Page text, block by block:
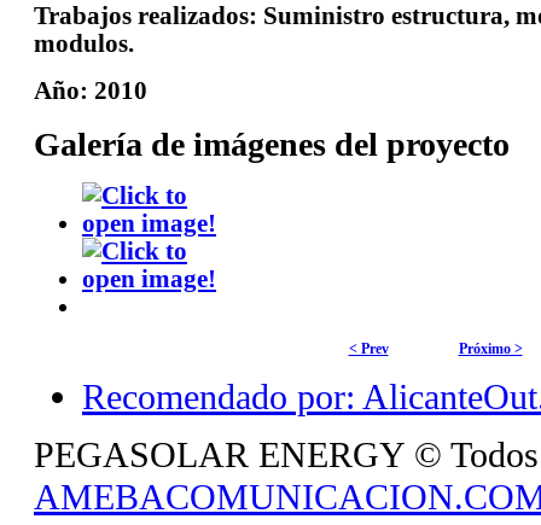
Trabajos realizados: Suministro estructura,
modulos.
Año: 2010
Galería de imágenes del proyecto
< Prev Próximo >
Recomendado por:
PEGASOLAR ENERGY © Todos